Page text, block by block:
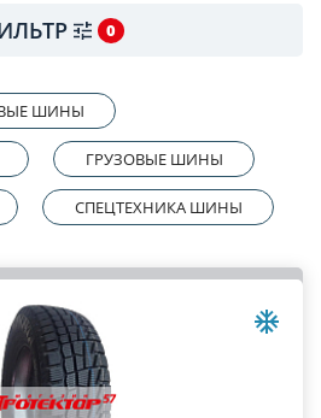
0
ШИНЫ
ГРУЗОВЫЕ ШИНЫ
СПЕЦТЕХНИКА ШИНЫ